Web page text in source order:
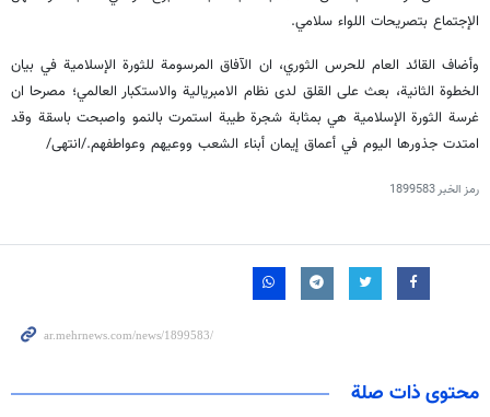
الإجتماع بتصريحات اللواء سلامي.
وأضاف القائد العام للحرس الثوري، ان الآفاق المرسومة للثورة الإسلامية في بيان
الخطوة الثانية، بعث على القلق لدى نظام الامبريالية والاستكبار العالمي؛ مصرحا ان
غرسة الثورة الإسلامية هي بمثابة شجرة طيبة استمرت بالنمو واصبحت باسقة وقد
امتدت جذورها اليوم في أعماق إيمان أبناء الشعب ووعيهم وعواطفهم./انتهى/
رمز الخبر1899583
محتوى ذات صلة